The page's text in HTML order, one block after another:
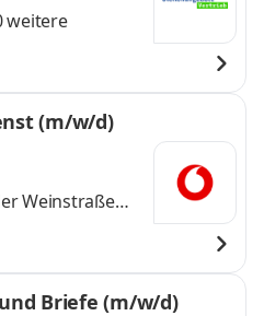
weitere
(m/w/d)
Weinstraße
Briefe (m/w/d)